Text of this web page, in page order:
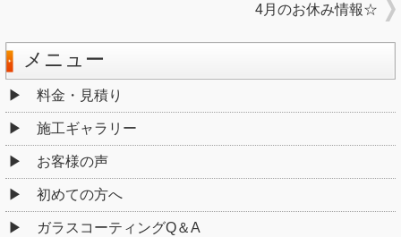
4月のお休み情報☆
メニュー
料金・見積り
施工ギャラリー
お客様の声
初めての方へ
ガラスコーティングQ＆A